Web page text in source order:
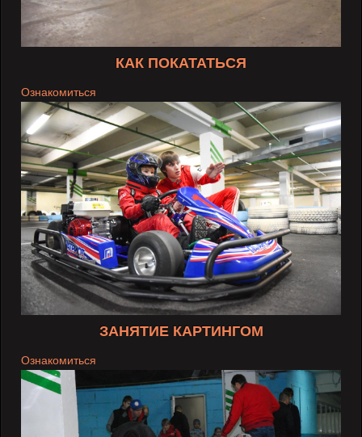
КАК ПОКАТАТЬСЯ
Ознакомиться
ЗАНЯТИЕ КАРТИНГОМ
Ознакомиться